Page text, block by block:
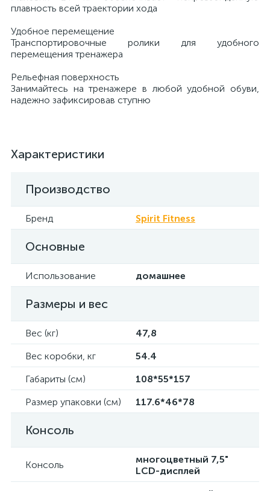
плавность всей траектории хода
Удобное перемещение
Транспортировочные ролики для удобного
перемещения тренажера
Рельефная поверхность
Занимайтесь на тренажере в любой удобной обуви,
надежно зафиксировав ступню
Характеристики
Производство
Бренд Spirit Fitness
Основные
Использование домашнее
Размеры и вес
Вес (кг)
47,8
Вес коробки, кг
54.4
Габариты (см)
108*55*157
Размер упаковки (см)
117.6*46*78
Консоль
Консоль
многоцветный 7,5"
LCD-дисплей